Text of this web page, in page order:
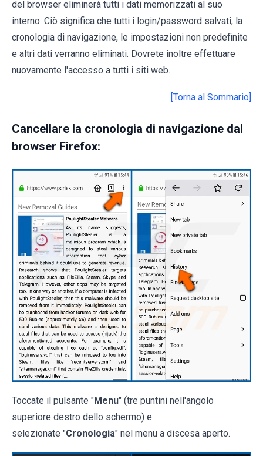
del browser eliminerà tutti i dati memorizzati al suo
interno. Ciò significa che tutti i login/password salvati, la
cronologia di navigazione, le impostazioni non predefinite
e altri dati verranno eliminati. Dovrete inoltre effettuare
nuovamente l'accesso a tutti i siti web.
[Torna al Sommario]
Cancellare la cronologia di navigazione dal
browser Firefox:
Toccate il pulsante "Menu" (tre puntini nell'angolo
superiore destro dello schermo) e
selezionate "Cronologia" nel menu a discesa aperto.